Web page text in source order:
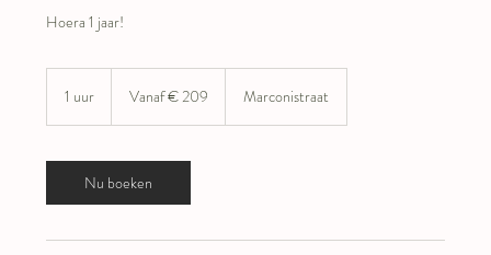
Hoera 1 jaar!
1 uur
euroVanaf € 209 Marconistraat
Nu boeken